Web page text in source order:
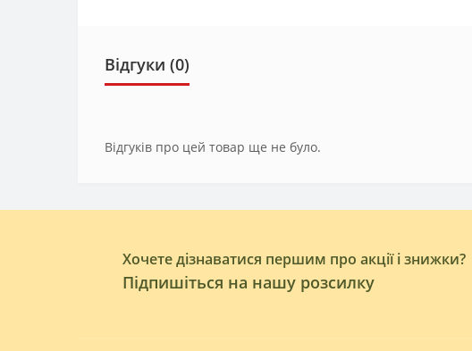
Відгуки (0)
Відгуків про цей товар ще не було.
Хочете дізнаватися першим про акції і знижки?
Підпишіться на нашу розсилку